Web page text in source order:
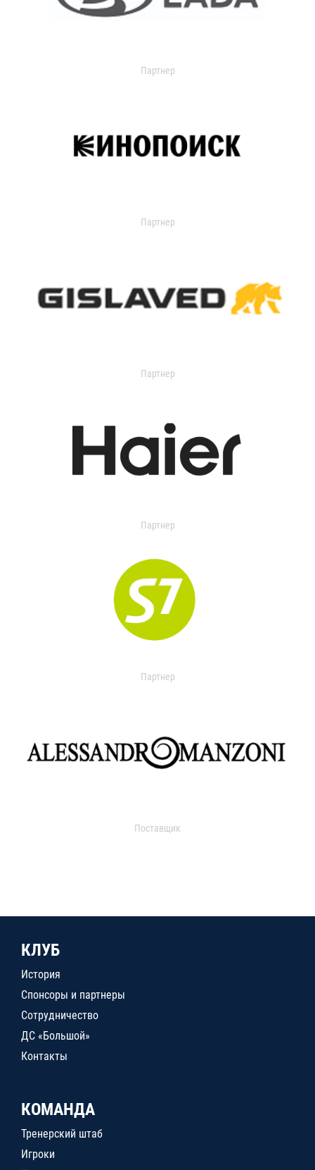
Партнер
Партнер
Партнер
Партнер
Партнер
Поставщик
КЛУБ
История
Спонсоры и партнеры
Сотрудничество
ДС «Большой»
Контакты
КОМАНДА
Тренерский штаб
Игроки